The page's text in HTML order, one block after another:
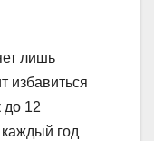
лишь
избавиться
до 12
год